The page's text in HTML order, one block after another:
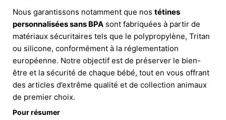
Nous garantissons notamment que nos tétines
personnalisées sans BPA sont fabriquées à partir de
matériaux sécuritaires tels que le polypropylène, Tritan
ou silicone, conformément à la réglementation
européenne. Notre objectif est de préserver le bien-
être et la sécurité de chaque bébé, tout en vous offrant
des articles d’extrême qualité et de collection animaux
de premier choix.
Pour résumer